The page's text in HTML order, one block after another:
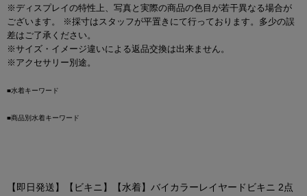
※ディスプレイの特性上、写真と実際の商品の色目が若干異なる場合が
ございます。 ※採寸はスタッフが平置きにて行っております。多少の誤
差はご了承ください。
※サイズ・イメージ違いによる返品交換は出来ません。
※アクセサリー別途。
■水着キーワード
■商品別水着キーワード